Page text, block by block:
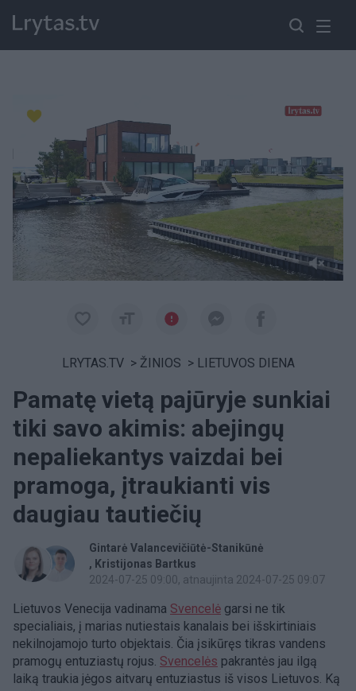
LRYTAS.TV > ŽINIOS > LIETUVOS DIENA
Pamatę vietą pajūryje sunkiai
tiki savo akimis: abejingų
nepaliekantys vaizdai bei
pramoga, įtraukianti vis
daugiau tautiečių
Gintarė Valancevičiūtė-Stanikūnė
Kristijonas Bartkus
2024-07-25 09:00, atnaujinta 2024-07-25 09:07
Lietuvos Venecija vadinama Svencelė garsi ne tik
specialiais, į marias nutiestais kanalais bei išskirtiniais
nekilnojamojo turto objektais. Čia įsikūręs tikras vandens
pramogų entuziastų rojus. Svencelės pakrantės jau ilgą
laiką traukia jėgos aitvarų entuziastus iš visos Lietuvos. Ką